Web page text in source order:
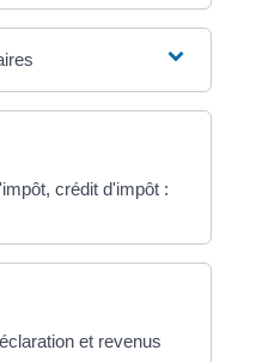
crédit d'impôt :
et revenus